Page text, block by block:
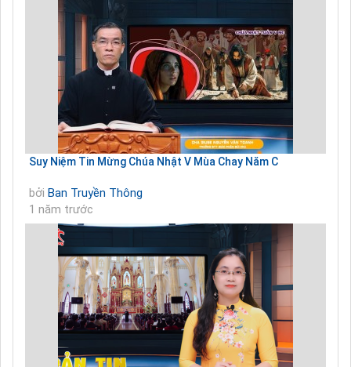
Suy Niệm Tin Mừng Chúa Nhật V Mùa Chay Năm C
bởi Ban Truyền Thông
1 năm trước